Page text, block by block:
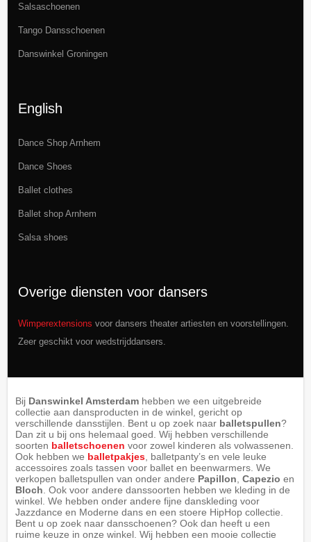
Salsaschoenen
Tango Dansschoenen
Danswinkel Groningen
English
Dance Shop Arnhem
Dance Shoes
Ballet clothes
Ballet shop Arnhem
Salsa shoes
Overige diensten voor dansers
Wimperextensions voor dansers theater artiesten en voorstellingen.
Zeer geschikt voor wedstrijddansers.
Bij Danswinkel Amsterdamhebben we een uitgebreide
collectie aan dansproducten in de winkel, gericht op
verschillende dansstijlen. Bent u op zoek naar balletspullen?
Dan zit u bij ons helemaal goed. Wij hebben verschillende
soorten balletschoenen voor zowel kinderen als volwassenen.
Ook hebben we balletpakjes, balletpanty’s en vele leuke
accessoires zoals tassen voor ballet en beenwarmers. We
verkopen balletspullen van onder andere Papillon Capezio en
Bloch . Ook voor andere danssoorten hebben we kleding in de
winkel. We hebben onder andere fijne danskleding voor
Jazzdance en Moderne dans en een stoere HipHop collectie.
Bent u op zoek naar dansschoenen? Ook dan heeft u een
ruime keuze in onze winkel. Wij hebben een mooie collectie